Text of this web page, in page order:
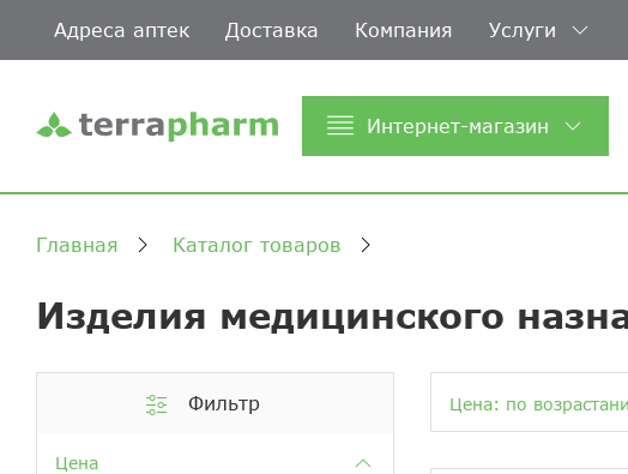
Адреса аптек Доставка Компания Услуги
Интернет-магазин
Главная Каталог товаров
Изделия медицинского
Фильтр
Цена
Цена: по